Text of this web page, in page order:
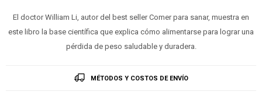
El doctor William Li, autor del best seller Comer para sanar, muestra en
este libro la base científica que explica cómo alimentarse para lograr una
pérdida de peso saludable y duradera.
MÉTODOS Y COSTOS DE ENVÍO